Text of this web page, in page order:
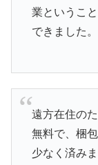
業というこ
できました。
遠方在住の
無料で、梱
少なく済み